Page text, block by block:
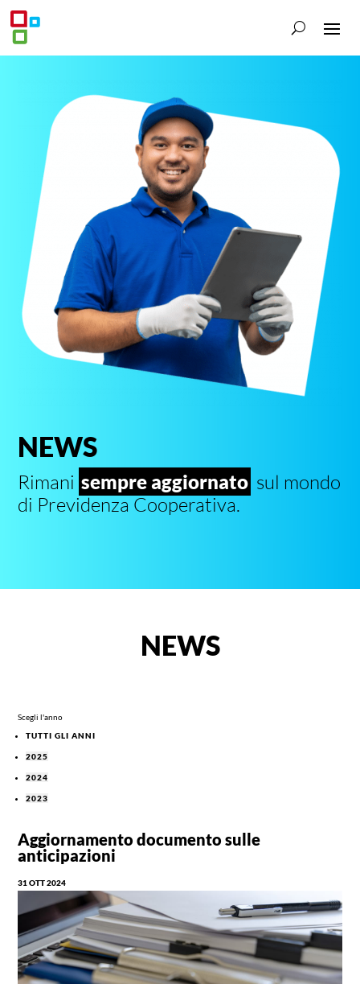
NEWS
Rimani sempre aggiornato sul mondo
di Previdenza Cooperativa.
NEWS
Scegli l'anno
TUTTI GLI ANNI
2025
2024
2023
Aggiornamento documento sulle
anticipazioni
31 OTT 2024